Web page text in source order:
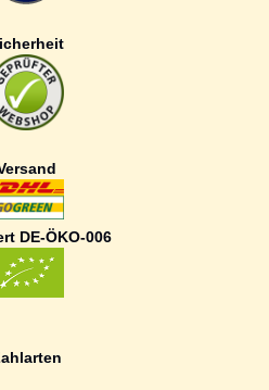
DE-ÖKO-006